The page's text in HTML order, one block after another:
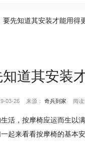
先知道其安装才能用得
道其安装
03-26 来源： 奇兵到家 阅
活，按摩椅应运而生以
起来看看按摩椅的基本安